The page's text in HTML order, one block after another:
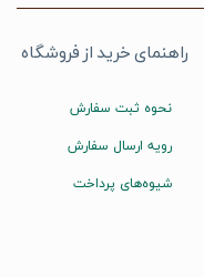
راهنمای خرید از فروشگاه
نحوه ثبت سفارش
رویه ارسال سفارش
شیوه‌های پرداخت